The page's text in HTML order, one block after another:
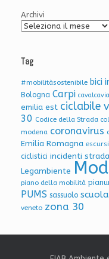
Archivi
Tag
#mobilitàsostenibile bici
Bologna Carpi cavalcavia
emilia est ciclabile
30 Codice della Strada
modena coronavirus
Emilia Romagna
ciclistici incidenti
Legambiente
piano della mobilità
PUMS sassuolo scuola
veneto zona 30